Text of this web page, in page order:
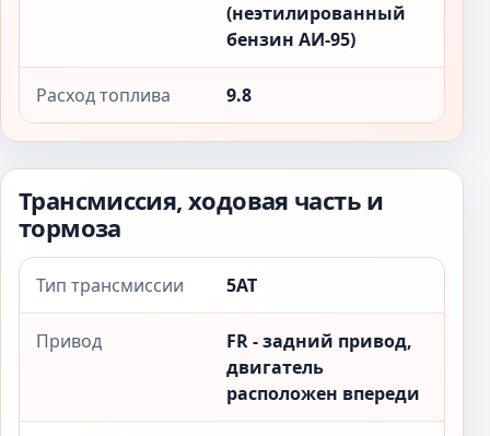
(неэтилированный
бензин АИ-95)
Расход топлива 9.8
Трансмиссия, ходовая часть и
тормоза
Тип трансмиссии 5AT
Привод
FR - задний привод,
двигатель
расположен впереди